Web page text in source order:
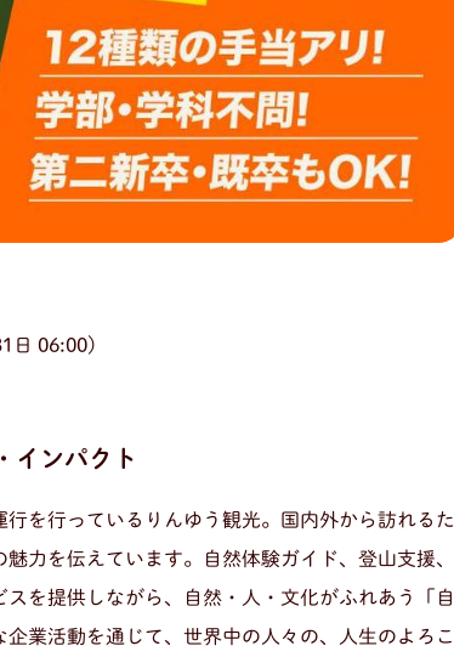
日 06:00)
インパクト
を行っているりんゆう観光。国内外から訪れるた
力を伝えています。自然体験ガイド、登山支援、
を提供しながら、自然・人・文化がふれあう「自
業活動を通じて、世界中の人々の、人生のよろこ